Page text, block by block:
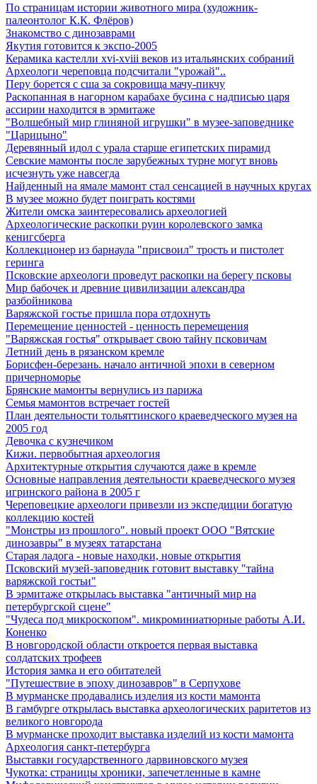
По страницам истории животного мира (художник-
палеонтолог К.К. Флёров)
Знакомство с динозаврами
Якутия готовится к экспо-2005
Керамика кастелли xvi-xviii веков из итальянских собраний
Археологи череповца подсчитали "урожай"..
Перу борется с сша за сокровища мачу-пикчу
Раскопанная в нагорном карабахе бусина с надписью царя
ассирии находится в эрмитаже
"Волшебный мир глиняной игрушки" в музее-заповеднике
"Царицыно"
Деревянный идол с урала старше египетских пирамид
Севские мамонты после зарубежных турне могут вновь
исчезнуть уже навсегда
Найденный на ямале мамонт стал сенсацией в научных кругах
В музее можно будет поиграть костями
Жители омска заинтересовались археологией
Археологические раскопки руин королевского замка
кенигсберга
Коллекционер из барнаула "присвоил" трость и пистолет
геринга
Псковские археологи проведут раскопки на берегу псковы
Мир бабочек и древние цивилизации александра
разбойникова
Варяжской гостье пришла пора отдохнуть
Перемещение ценностей - ценность перемещения
"Варяжская гостья" открывает свою тайну псковичам
Летний день в рязанском кремле
Борисфен-березань. начало античной эпохи в северном
причерноморье
Брянские мамонты вернулись из парижа
Семья мамонтов встречает гостей
План деятельности тольяттинского краеведческого музея на
2005 год
Девочка с кузнечиком
Кижи. первобытная археология
Архитектурные открытия случаются даже в кремле
Основные направления деятельности краеведческого музея
игринского района в 2005 г
Череповецкие археологи привезли из экспедиции богатую
коллекцию костей
"Монстры из прошлого". новый проект ООО "Вятские
динозавры" в музеях татарстана
Старая ладога - новые находки, новые открытия
Псковский музей-заповедник готовит выставку "тайна
варяжской гостьи"
В эрмитаже открылась выставка "античный мир на
петербургской сцене"
"Чудеса под микроскопом". микроминиатюрные работы А.И.
Коненко
В новгородской области откроется первая выставка
солдатских трофеев
История замка и его обитателей
"Путешествие в эпоху динозавров" в Серпухове
В мурманске продавались изделия из кости мамонта
В гамбурге открылась выставка археологических раритетов из
великого новгорода
В мурманске проходит выставка изделий из кости мамонта
Археология санкт-петербурга
Выставки государственного дарвиновского музея
Чукотка: страницы хроники, запечетленные в камне